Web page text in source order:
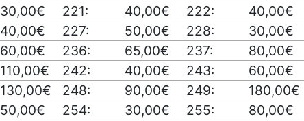
30,00€ 221: 40,00€ 222: 40,00€
40,00€ 227: 50,00€ 228: 30,00€
60,00€ 236: 65,00€ 237: 80,00€
110,00€ 242: 40,00€ 243: 60,00€
130,00€ 248: 90,00€ 249: 180,00€
50,00€ 254: 30,00€ 255: 80,00€